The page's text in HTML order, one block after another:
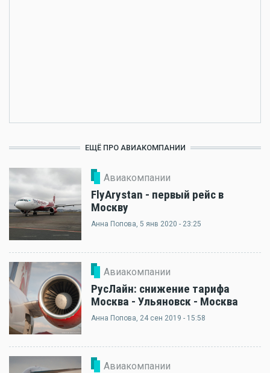
ЕЩЁ ПРО АВИАКОМПАНИИ
Авиакомпании
FlyArystan - первый рейс в
Москву
Анна Попова, 5 янв 2020 - 23:25
Авиакомпании
РусЛайн: снижение тарифа
Москва - Ульяновск - Москва
Анна Попова, 24 сен 2019 - 15:58
Авиакомпании